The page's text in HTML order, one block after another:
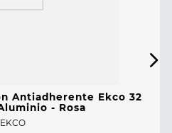
Antiadherente Ekco 32
- Rosa
EKCO